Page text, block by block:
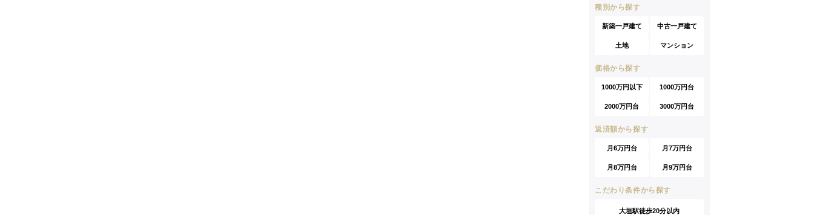
種別から探す
新築一戸建て 中古一戸建て
土地 マンション
価格から探す
1000万円以下 1000万円台
2000万円台 3000万円台
返済額から探す
月6万円台 月7万円台
月8万円台 月9万円台
こだわり条件から探す
大垣駅徒歩20分以内